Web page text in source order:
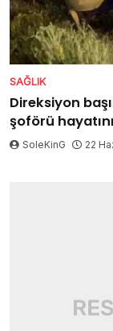
SAĞLIK
Direksiyon
şoförü
SoleKinG 22